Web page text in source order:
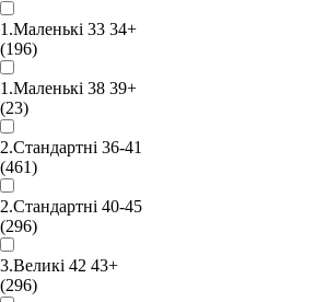
1.Маленькі 33 34+
(196)
1.Маленькі 38 39+
(23)
2.Стандартні 36-41
(461)
2.Стандартні 40-45
(296)
3.Великі 42 43+
(296)